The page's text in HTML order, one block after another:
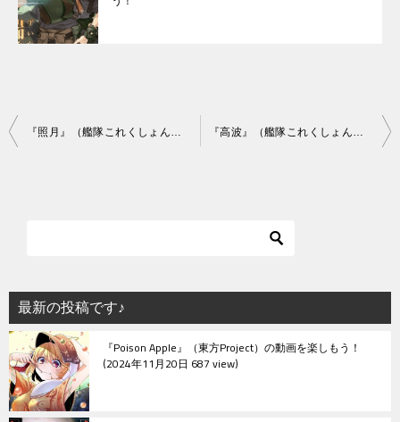
投
シ
ョ
ン
最新の投稿です♪
『Poison Apple』（東方Project）の動画を楽しもう！
2024年11月20日 687 view